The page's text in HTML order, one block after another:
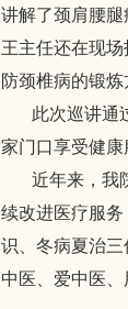
讲解了颈肩腰
王主任还在现
防颈椎病的锻
此次巡讲通过
家门口享受健
近年来，我院
续改进医疗服
识、冬病夏治
中医、爱中医、